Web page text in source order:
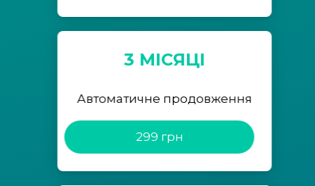
3 МІСЯЦІ
Автоматичне продовження
299 грн